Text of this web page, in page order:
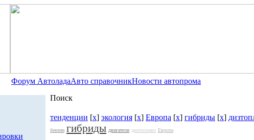
Форум АвтоладаАвто справочникНовости автопрома
Поиск
тенденции [x] экология [x] Европа [x] гибриды [x]
бензин гибриды двигатели дизтопливо Европа